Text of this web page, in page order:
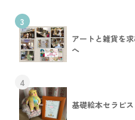
3
アートと雑貨を
へ
4
基礎絵本セラピ